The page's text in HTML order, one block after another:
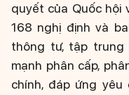
quyết của Quốc hội
168 nghị định và
thông tư, tập trung
mạnh phân cấp,
chính, đáp ứng